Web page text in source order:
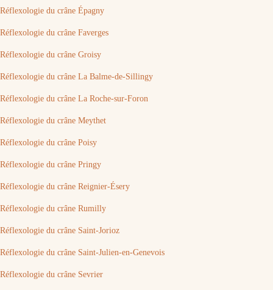
Réflexologie du crâne Épagny
Réflexologie du crâne Faverges
Réflexologie du crâne Groisy
Réflexologie du crâne La Balme-de-Sillingy
Réflexologie du crâne La Roche-sur-Foron
Réflexologie du crâne Meythet
Réflexologie du crâne Poisy
Réflexologie du crâne Pringy
Réflexologie du crâne Reignier-Ésery
Réflexologie du crâne Rumilly
Réflexologie du crâne Saint-Jorioz
Réflexologie du crâne Saint-Julien-en-Genevois
Réflexologie du crâne Sevrier